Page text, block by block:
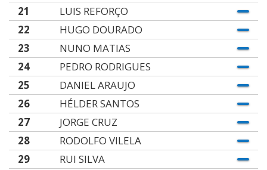
21
LUIS REFORÇO
22
HUGO DOURADO
23
NUNO MATIAS
24
PEDRO RODRIGUES
25
DANIEL ARAUJO
26
HÉLDER SANTOS
27
JORGE CRUZ
28
RODOLFO VILELA
29
RUI SILVA